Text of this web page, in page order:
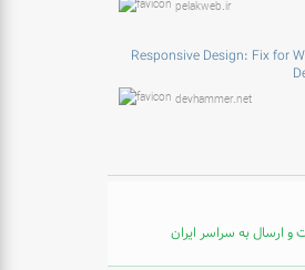
pelakweb.ir
Responsive Design: Fix for
devhammer.net
و ارسال به سراسر ایران